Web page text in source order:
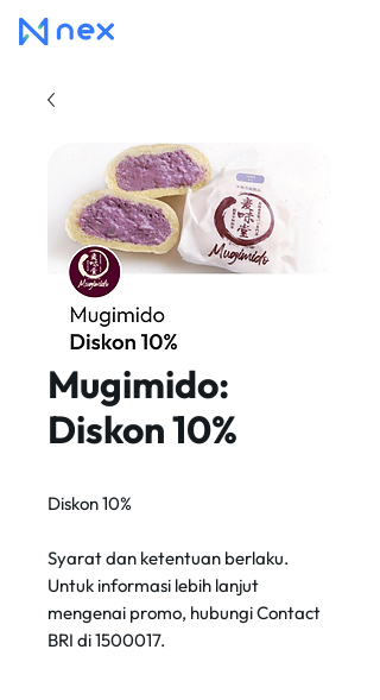
Mugimido:
Diskon 10%
Diskon 10%
Syarat dan ketentuan berlaku.
Untuk informasi lebih lanjut
mengenai promo, hubungi Contact
BRI di 1500017.